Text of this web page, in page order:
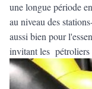
une longue période
au niveau des
aussi bien pour
invitant les pétroliers